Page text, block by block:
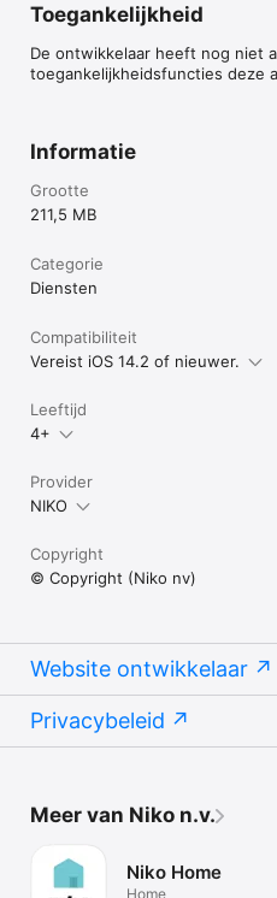
Door de app voor Niko
https://www.niko.eu/nl-nl/legal/
Toegankelijkheid
De ontwikkelaar heeft nog niet
toegankelijkheidsfuncties deze
Informatie
Grootte
211,5 MB
Categorie
Diensten
Compatibiliteit
Vereist iOS 14.2 of nieuwer.
Leeftijd
4+
Provider
NIKO
Copyright
© Copyright (Niko nv)
Website ontwikkelaar
Privacybeleid
Meer van Niko n.v.
Niko Home
Home